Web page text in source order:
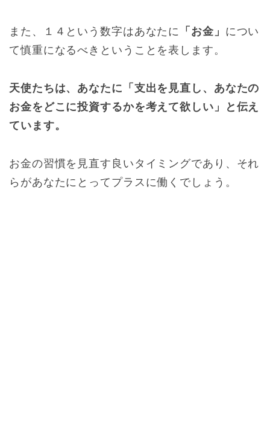
また、１４という数字はあなたに 「お金」 につい
て慎重になるべきということを表します。
天使たちは、あなたに「支出を見直し、あなたの
お金をどこに投資するかを考えて欲しい」と伝え
ています。
お金の習慣を見直す良いタイミングであり、それ
らがあなたにとってプラスに働くでしょう。